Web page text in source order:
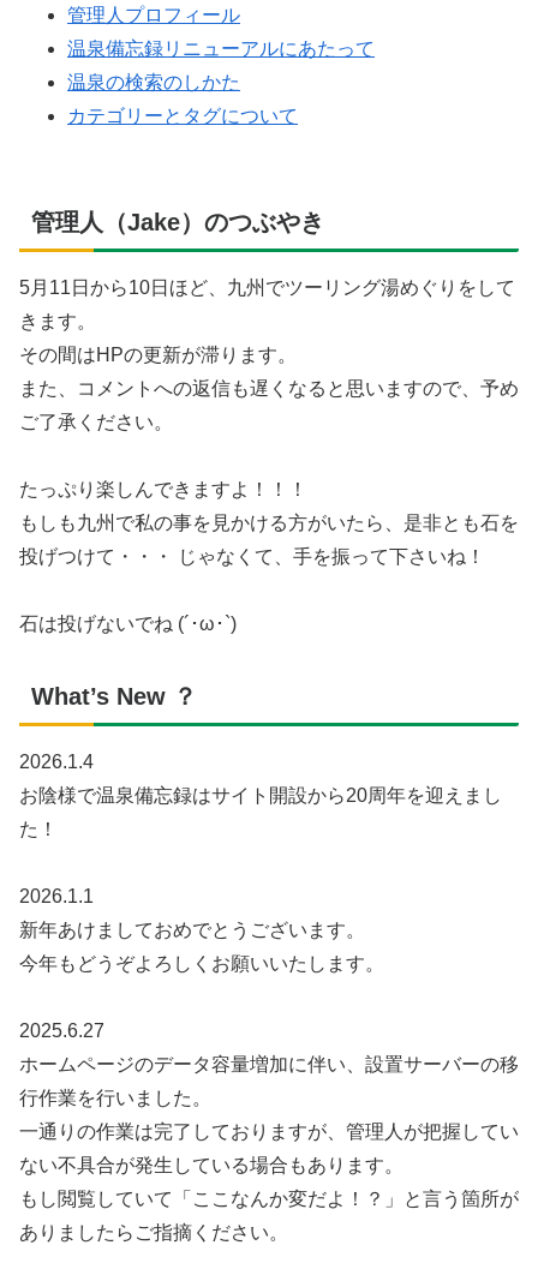
管理人プロフィール
温泉備忘録リニューアルにあたって
温泉の検索のしかた
カテゴリーとタグについて
管理人（Jake）のつぶやき
5月11日から10日ほど、九州でツーリング湯めぐりをして
きます。
その間はHPの更新が滞ります。
また、コメントへの返信も遅くなると思いますので、予め
ご了承ください。
たっぷり楽しんできますよ！！！
もしも九州で私の事を見かける方がいたら、是非とも石を
投げつけて・・・ じゃなくて、手を振って下さいね！
石は投げないでね (´･ω･`)
What’s New ？
2026.1.4
お陰様で温泉備忘録はサイト開設から20周年を迎えまし
た！
2026.1.1
新年あけましておめでとうございます。
今年もどうぞよろしくお願いいたします。
2025.6.27
ホームページのデータ容量増加に伴い、設置サーバーの移
行作業を行いました。
一通りの作業は完了しておりますが、管理人が把握してい
ない不具合が発生している場合もあります。
もし閲覧していて「ここなんか変だよ！？」と言う箇所が
ありましたらご指摘ください。